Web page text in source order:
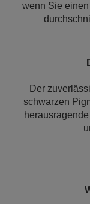
wenn Sie
Der
schwarzen